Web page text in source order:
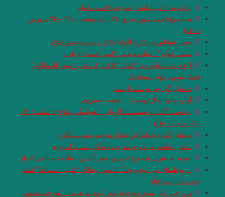
.یاکووس کامپانل‌لیس | مترجم: ‌احمد شاملو
یدالله رؤیایی مشهور به رؤیا (۱۷ اردیبهشت ۱۳۱۱ – ۲۳ شهریور
۱۴۰۱)
عطار نیشابوری.تذکرة الاولیاء/ذکر حسین منصور حلاج
میشل فوکو ” ادبیات و ترس “امیر احمدی آریان .
از قدرت اسطوره ی “کمبل” تا امیر ارسلان “نقیب الممالک”/
فصل سوم / جواد اسحاقیان
داستان گزارش نوشته بارتلمی
آوازه جاودانه از توست”…شعیب خسروی
زودست، گالیا! نرسیدست کاروان… هوشنگ ابتهاج (۶اسفند ۱۳۰۶
– ۱۹ مرداد ۱۴۰۱)
داستان کوتاه خولیو کورتاسار مترجم: بهمن شاکری
.نقش اساطیر در دنیای مدرن و زندگی انسان امروزی
.تعزیه به عنوان یک نوع ادبی و نقش آن در ادبیات عامیانه ی ایران
.از بوطیقای نثر “تودوروف” تا امیر ارسلان “نقیب الممالک”/فصل
دوم جواد اسحاقیان
مروری بر اين سوي رودخانه اودر “يوديت هرمان “مترجم :محمود